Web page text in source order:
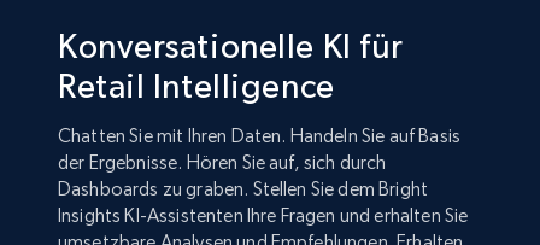
Konversationelle KI für
Retail Intelligence
Chatten Sie mit Ihren Daten. Handeln Sie auf Basis
der Ergebnisse. Hören Sie auf, sich durch
Dashboards zu graben. Stellen Sie dem Bright
Insights KI-Assistenten Ihre Fragen und erhalten Sie